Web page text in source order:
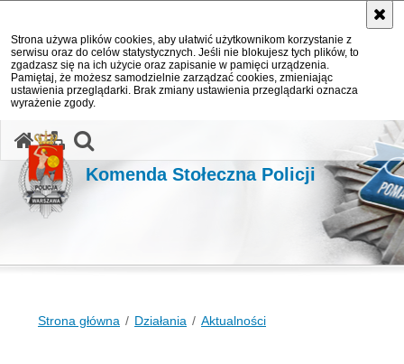
Strona używa plików cookies, aby ułatwić użytkownikom korzystanie z
serwisu oraz do celów statystycznych. Jeśli nie blokujesz tych plików, to
zgadzasz się na ich użycie oraz zapisanie w pamięci urządzenia.
Pamiętaj, że możesz samodzielnie zarządzać cookies, zmieniając
ustawienia przeglądarki. Brak zmiany ustawienia przeglądarki oznacza
wyrażenie zgody.
Komenda Stołeczna Policji
Strona główna Działania Aktualności